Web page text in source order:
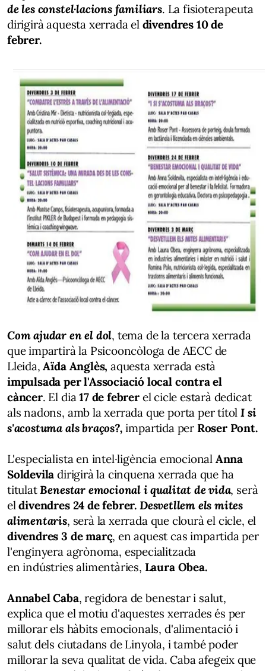
de les constel·lacions familiars. La fisioterapeuta
dirigirà aquesta xerrada el divendres 10 de
febrer.
Com ajudar en el dol, tema de la tercera xerrada
que impartirà la Psicooncòloga de AECC de
Lleida,Aïda Anglès, aquesta xerrada està
impulsada per l'Associació local contra el
càncer. El dia17 de febrerel cicle estarà dedicat
als nadons, amb la xerrada que porta per títol I si
s'acostuma als braços?, impartida per Roser Pont.
L'especialista en intel·ligència emocional Anna
Soldevila dirigirà la cinquena xerrada que ha
titulatBenestar emocional i qualitat de vida, serà
eldivendres 24 de febrer. Desvetllem els mites
alimentaris, serà la xerrada que clourà el cicle, el
divendres 3 de març, en aquest cas impartida per
l'enginyera agrònoma, especialitzada
en indústries alimentàries, Laura Obea.
Annabel Caba, regidora de benestar i salut,
explica que el motiu d'aquestes xerrades és per
millorar els hàbits emocionals, d'alimentació i
salut dels ciutadans de Linyola, i també poder
millorar la seva qualitat de vida. Caba afegeix que